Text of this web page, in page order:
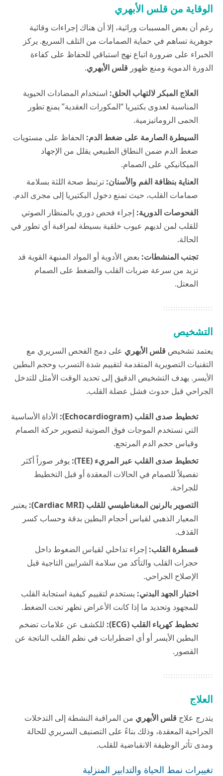
الوقاية من قلس الأبهري
رغم أن بعض المسببات وراثية، إلا أن هناك إجراءات وقائية
جوهرية تساهم في حماية الصمامات من التلف السريع. يركز
الخبراء على ضرورة اتباع نهج استباقي للحفاظ على كفاءة
الدورة الدموية ومنع ظهور قلس الأبهري.
العلاج المبكر لالتهاب الحلق: استخدام المضادات الحيوية
المناسبة لعدوى بكتيريا “المكورات العقدية” يمنع تطور
الحمى الروماتيزمية.
السيطرة الصارمة على ضغط الدم: الحفاظ على مستويات
ضغط الدم ضمن النطاق الطبيعي يقلل من الإجهاد
الميكانيكي على الصمام.
العناية بنظافة الفم والأسنان: ترتبط صحة اللثة بسلامة
صمامات القلب، حيث تمنع دخول البكتيريا إلى مجرى الدم.
الفحوصات الدورية: إجراء فحص دوري بالمنظار الصوتي
للقلب لمن لديهم عيوب خلقية بسيطة لمراقبة أي تطور في
الحالة.
تجنب المنشطات: بعض الأدوية أو المواد المنبهة القوية قد
تزيد من سرعة ضربات القلب والضغط على الصمام
المعتل.
التشخيص
يعتمد تشخيص قلس الأبهري على دمج الفحص السريري مع
التقنيات التصويرية المتقدمة لتقييم شدة التسرب وحجم البطين
الأيسر. يهدف التشخيص الدقيق إلى تحديد الوقت الأمثل للتدخل
الجراحي قبل حدوث فشل عضلة القلب.
تخطيط صدى القلب (Echocardiogram):
الأداة الأساسية
التي تستخدم الموجات فوق الصوتية لتصوير حركة الصمام
وقياس حجم الدم المرتجع.
تخطيط صدى القلب عبر المريء (TEE):
يوفر صوراً أكثر
تفصيلاً للصمام في الحالات المعقدة أو قبل التخطيط
للجراحة.
التصوير بالرنين المغناطيسي للقلب (Cardiac MRI):
يعتبر
المعيار الذهبي لقياس أحجام البطين بدقة وحساب كسر
القذف.
قسطرة القلب: إجراء تداخلي لقياس الضغوط داخل
حجرات القلب والتأكد من سلامة الشرايين التاجية قبل
الإصلاح الجراحي.
اختبار الجهد البدني: يستخدم لتقييم كيفية استجابة القلب
للمجهود وتحديد ما إذا كانت الأعراض تظهر تحت الضغط.
تخطيط كهرباء القلب (ECG):
للكشف عن علامات تضخم
البطين الأيسر أو أي اضطرابات في نظم القلب الناتجة عن
القصور.
العلاج
يتدرج علاج قلس الأبهري من المراقبة النشطة إلى التدخلات
الجراحية المعقدة، وذلك بناءً على التصنيف السريري للحالة
ومدى تأثر الوظيفة الانقباضية للقلب.
تغييرات نمط الحياة والتدابير المنزلية